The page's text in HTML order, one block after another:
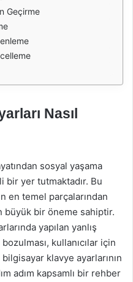
Geçirme
Nasıl
sosyal yaşama
bir yer tutmaktadır. Bu
en temel parçalarından
büyük bir öneme sahiptir.
yapılan yanlış
kullanıcılar için
klavye ayarlarının
adım kapsamlı bir rehber